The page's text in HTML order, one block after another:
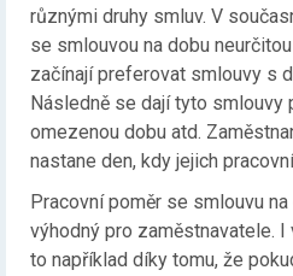
různými druhy smluv. V
se smlouvou na dobu
začínají preferovat smlouvy s
Následně se dají tyto smlouvy
omezenou dobu atd.
nastane den, kdy jejich
Pracovní poměr se smlouvu
výhodný pro zaměstnavatele.
to například díky tomu, že